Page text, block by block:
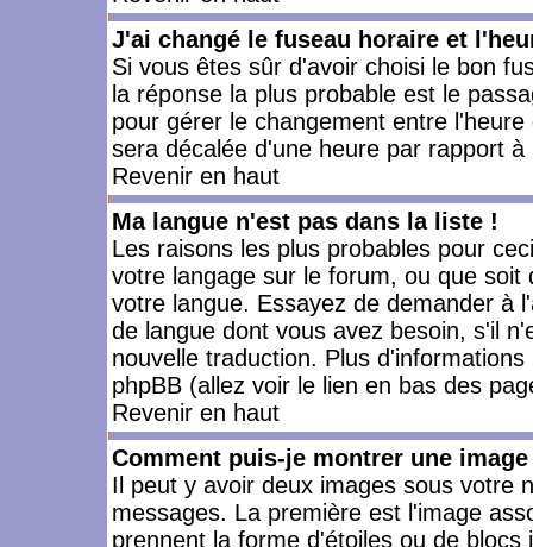
J'ai changé le fuseau horaire et
Si vous êtes sûr d'avoir choisi le bon
la réponse la plus probable est le
pour gérer le changement entre
sera décalée d'une heure par rapport à
Revenir en haut
Ma langue n'est pas dans la liste !
Les raisons les plus probables pour
votre langage sur le forum, ou que
votre langue. Essayez de demander à
de langue dont vous avez besoin, s'il
nouvelle traduction. Plus
phpBB (allez voir le lien en bas des
Revenir en haut
Comment puis-je montrer une
Il peut y avoir deux images sous votre
messages. La première est l'image
prennent la forme d'étoiles ou de